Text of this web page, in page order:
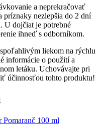
a neprekračovať
príznaky nezlepšia do 2 dní
U dojčiat je potrebné
ihneď s odborníkom.
liekom na rýchlu
informácie o použití a
letáku. Uchovávajte pri
účinnosťou tohto produktu!